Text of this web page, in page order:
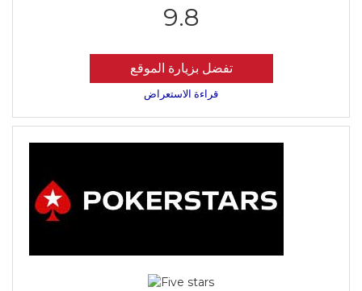
9.8
تفضل بزيارة الموقع
قراءة الاستعراض